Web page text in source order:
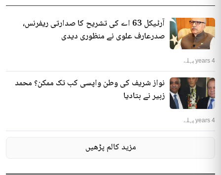
آرٹیکل 63 اے کی تشریح کا صدارتی ریفرنس،
صدرعارف علوی نے منظوری دیدی
4 years پہلے
نواز شریف کی وطن واپسی کب تک ممکن؟ محمد
زبیر نے بتادیا
4 years پہلے
مزید کالم پڑھیں